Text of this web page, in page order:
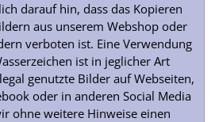
darauf hin, dass das Kopieren
aus unserem Webshop oder
verboten ist. Eine Verwendung
ist in jeglicher Art
genutzte Bilder auf Webseiten,
oder in anderen Social Media
ohne weitere Hinweise einen